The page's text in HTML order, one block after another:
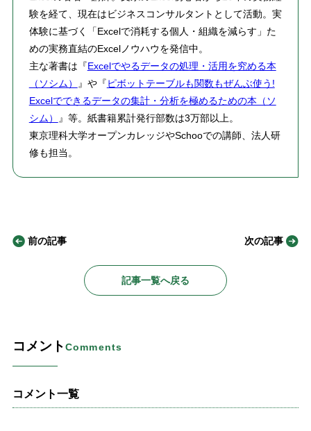
験を経て、現在はビジネスコンサルタントとして活動。実
体験に基づく「Excelで消耗する個人・組織を減らす」た
めの実務直結のExcelノウハウを発信中。
主な著書は『Excelでやるデータの処理・活用を究める本
（ソシム）
』や『ピボットテーブルも関数もぜんぶ使う!
Excelでできるデータの集計・分析を極めるための本（ソ
シム）
』等。紙書籍累計発行部数は3万部以上。
東京理科大学オープンカレッジやSchooでの講師、法人研
修も担当。
前の記事
記事一覧へ戻る
次の記事
コメントComments
コメント一覧